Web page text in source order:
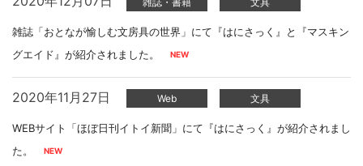
雑誌「おとなが愉しむ文房具の世界」にて『はにさっく』と『マスキン
グエイド』が紹介されました。
2020年11月27日 Web 文具
WEBサイト「ほぼ日刊イトイ新聞」にて『はにさっく』が紹介されまし
た。